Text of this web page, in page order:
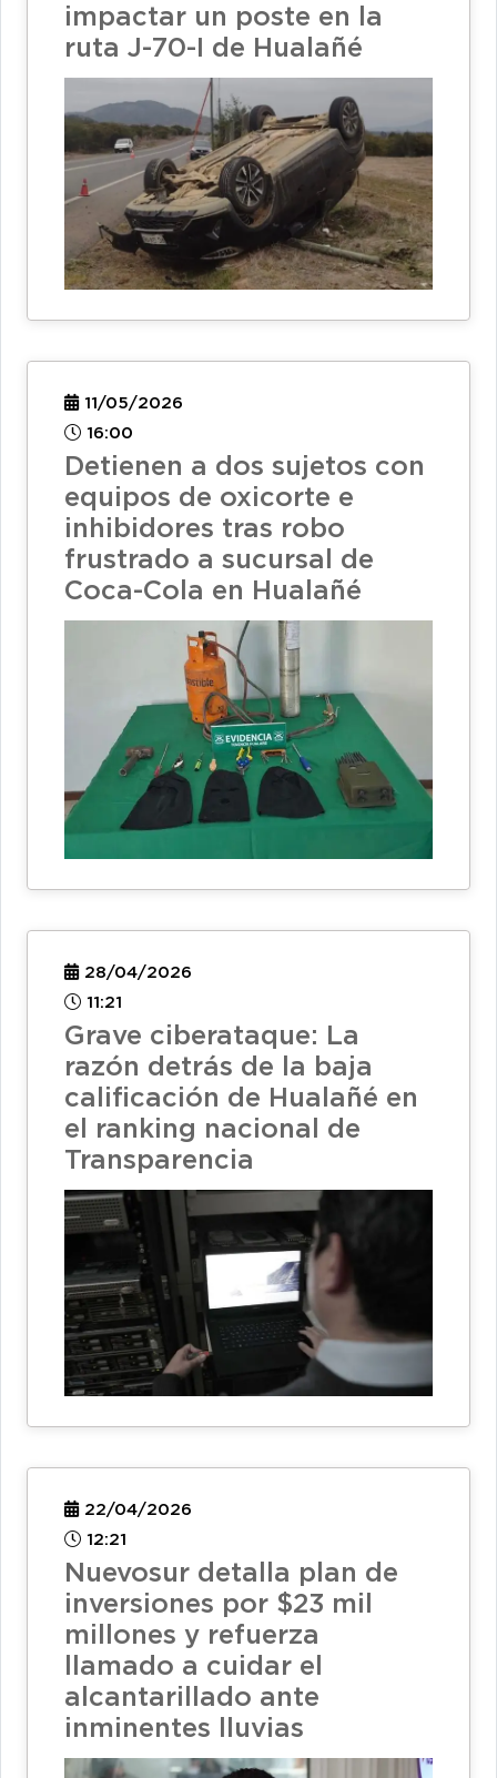
impactar un poste en la
ruta J-70-I de Hualañé
11/05/2026
16:00
Detienen a dos sujetos con
equipos de oxicorte e
inhibidores tras robo
frustrado a sucursal de
Coca-Cola en Hualañé
28/04/2026
11:21
Grave ciberataque: La
razón detrás de la baja
calificación de Hualañé en
el ranking nacional de
Transparencia
22/04/2026
12:21
Nuevosur detalla plan de
inversiones por $23 mil
millones y refuerza
llamado a cuidar el
alcantarillado ante
inminentes lluvias